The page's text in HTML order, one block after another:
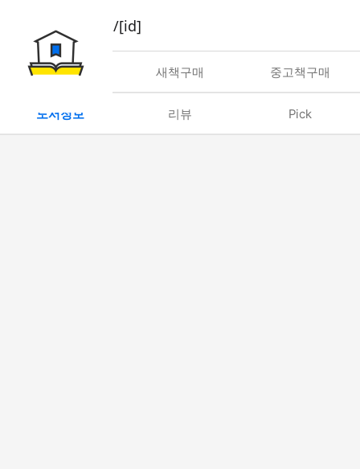
book/rent/[id]
대여 새책구매 중고책구매
도서정보 리뷰 Pick